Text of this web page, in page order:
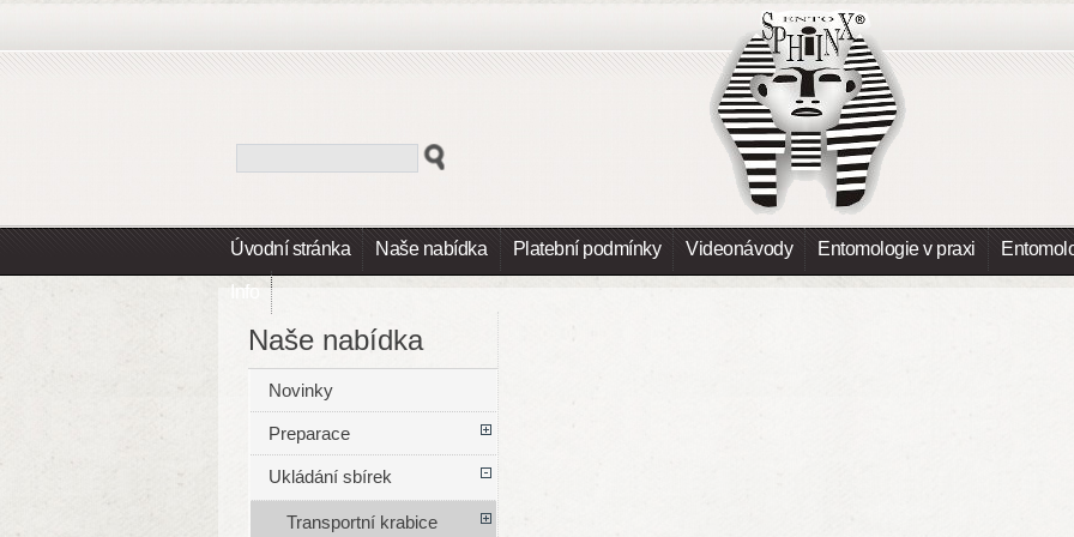
Úvodní stránka Naše nabídka Platební podmínky Videonávody Entomologie v praxi
Info
Naše nabídka
Novinky
Preparace
Ukládání sbírek
Transportní krabice